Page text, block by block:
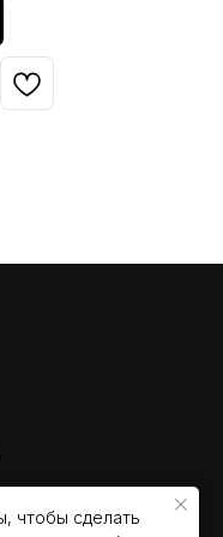
чтобы сделать